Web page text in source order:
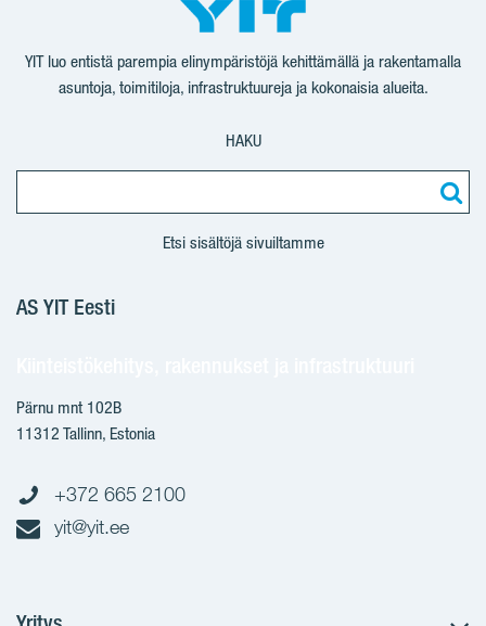
YIT luo entistä parempia elinympäristöjä kehittämällä ja rakentamalla
asuntoja, toimitiloja, infrastruktuureja ja kokonaisia alueita.
HAKU
Etsi sisältöjä sivuiltamme
AS YIT Eesti
Pärnu mnt 102B
11312 Tallinn, Estonia
+372 665 2100
yit@yit.ee